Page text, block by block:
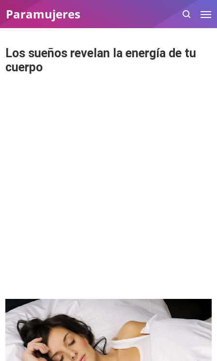
Paramujeres
Los sueños revelan la energía de tu
cuerpo